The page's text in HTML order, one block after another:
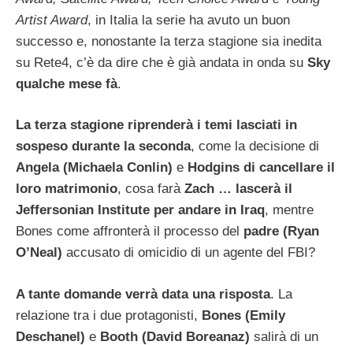
Artist Award, in Italia la serie ha avuto un buon
successo e, nonostante la terza stagione sia inedita
su Rete4, c’è da dire che è già andata in onda su Sky
qualche mese fà.
La terza stagione riprenderà i temi lasciati in
sospeso durante la seconda, come la decisione di
Angela (Michaela Conlin) e Hodgins di cancellare il
loro matrimonio, cosa farà Zach … lascerà il
Jeffersonian Institute per andare in Iraq, mentre
Bones come affronterà il processo del padre (Ryan
O’Neal) accusato di omicidio di un agente del FBI?
A tante domande verrà data una risposta. La
relazione tra i due protagonisti, Bones (Emily
Deschanel) e Booth (David Boreanaz) salirà di un